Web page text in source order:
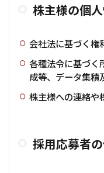
株主様の個
会社法に基づく権
各種法令に基づく
成等、データ集積
株主様への連絡や
採用応募者